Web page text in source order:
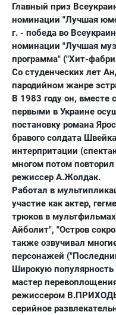
Главный приз
номинации "Лучшая
г. - победа во
номинации "Лучшая
программа" ("Хит-
Со студенческих лет
пародийном жанре
В 1983 году он, вместе
первыми в Украине
постановку романа
бравого солдата
интерпритации
многом потом
режиссер А.Жолдак.
Работал в
участие как актер,
трюков в
Айболит", "Остров
также озвучивал
персонажей
Широкую
мастер
режиссером
серийное